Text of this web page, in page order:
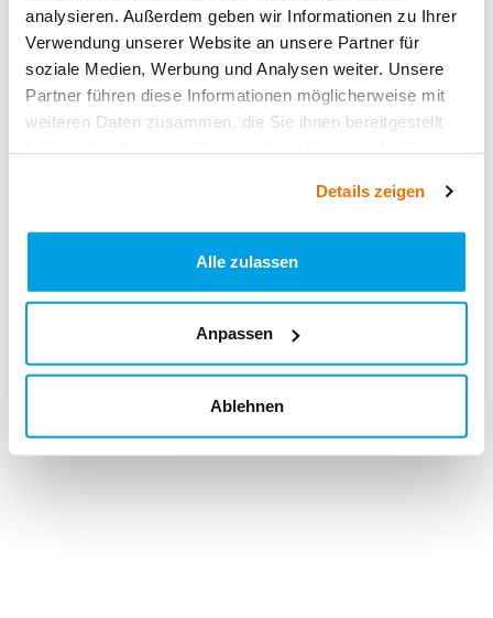
analysieren. Außerdem geben wir Informationen zu Ihrer
Verwendung unserer Website an unsere Partner für
soziale Medien, Werbung und Analysen weiter. Unsere
Partner führen diese Informationen möglicherweise mit
weiteren Daten zusammen, die Sie ihnen bereitgestellt
Details zeigen
Alle zulassen
Anpassen
Ablehnen